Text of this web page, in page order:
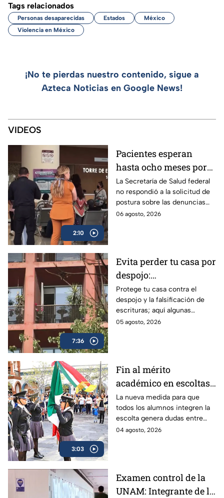
Tags relacionados
Personas desaparecidas Estados
México
Violencia en México
¡No te pierdas nuestro contenido, sigue a
Azteca Noticias en Google News!
VIDEOS
2:10
Pacientes esperan
hasta ocho meses por
atención especializada
en el hospital “Dr.
Manuel Gea González”
La Secretaría de Salud federal
no respondió a la solicitud de
postura sobre las denuncias
para hacer citas en el hospital
06 agosto, 2026
7:36
Evita perder tu casa por
despojo:
Recomendaciones
notariales para blindar
tu patrimonio en CDMX
Protege tu casa contra el
despojo y la falsificación de
escrituras; aquí algunas
recomendaciones de expertos
05 agosto, 2026
3:03
Fin al mérito
académico en escoltas
escolares: La nueva
medida de equidad que
divide a padres y
expertos
La nueva medida para que
todos los alumnos integren la
escolta genera dudas entre
padres y especialistas. Así
04 agosto, 2026
Examen control de la
UNAM: Integrante de la